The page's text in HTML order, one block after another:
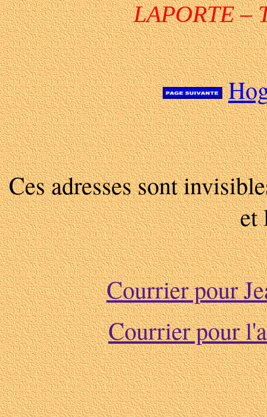
LAPORTE –
Ces adresses sont
et
Courrier pour
Courrier pour